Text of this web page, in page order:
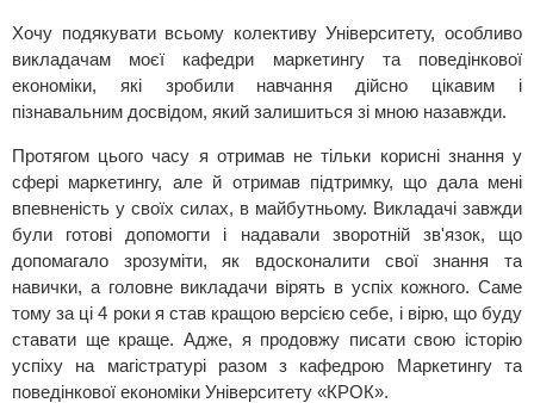
Хочу подякувати всьому колективу Університету, особливо
викладачам моєї кафедри маркетингу та поведінкової
економіки, які зробили навчання дійсно цікавим і
пізнавальним досвідом, який залишиться зі мною назавжди.
Протягом цього часу я отримав не тільки корисні знання у
сфері маркетингу, але й отримав підтримку, що дала мені
впевненість у своїх силах, в майбутньому. Викладачі завжди
були готові допомогти і надавали зворотній зв'язок, що
допомагало зрозуміти, як вдосконалити свої знання та
навички, а головне викладачи вірять в успіх кожного. Саме
тому за ці 4 роки я став кращою версією себе, і вірю, що буду
ставати ще краще. Адже, я продовжу писати свою історію
успіху на магістратурі разом з кафедрою Маркетингу та
поведінкової економіки Університету «КРОК».